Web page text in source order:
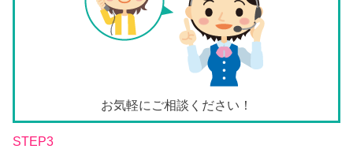
お気軽にご相談ください！
STEP3